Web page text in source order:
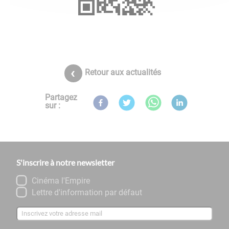
Retour aux actualités
Partagez
sur :
S'inscrire à notre newsletter
Cinéma l'Empire
Lettre d'information par défaut